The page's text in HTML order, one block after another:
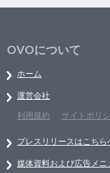
OVOについて
ホーム
運営会社
利用規約
サイトポリ
プレスリリースはこちら
媒体資料および広告メニ